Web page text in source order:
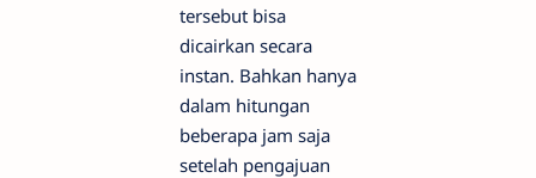
tersebut bisa
dicairkan secara
instan. Bahkan hanya
dalam hitungan
beberapa jam saja
setelah pengajuan